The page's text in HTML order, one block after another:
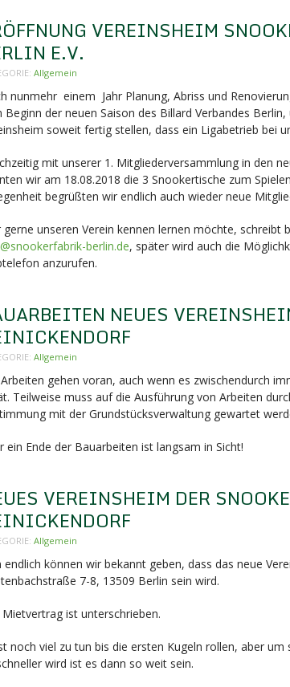
VEREINSHEIM
E.V.
Allgemein
nunmehr einem Jahr Planung, Abriss und
Beginn der neuen Saison des Billard Verbandes Berlin,
soweit fertig stellen, dass ein Ligabetrieb bei
mit unserer 1. Mitgliederversammlung in den
wir am 18.08.2018 die 3 Snookertische zum
begrüßten wir endlich auch wieder neue
gerne unseren Verein kennen lernen möchte, schreibt
berlin.de, später wird auch die
anzurufen.
NEUES
Allgemein
gehen voran, auch wenn es zwischendurch
Teilweise muss auf die Ausführung von Arbeiten
mit der Grundstücksverwaltung gewartet
ein Ende der Bauarbeiten ist langsam in Sicht!
VEREINSHEIM DER
Allgemein
endlich können wir bekannt geben, dass das neue
7-8, 13509 Berlin sein wird.
ist unterschrieben.
noch viel zu tun bis die ersten Kugeln rollen, aber
wird ist es dann so weit sein.